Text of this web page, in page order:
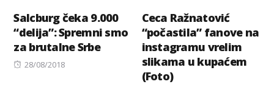
Salcburg čeka 9.000
“delija”: Spremni smo
za brutalne Srbe
Posted
28/08/2018
Ceca Ražnatović
“počastila” fanove na
instagramu vrelim
slikama u kupaćem
(Foto)